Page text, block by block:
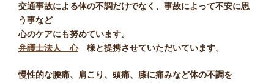
交通事故による体の不調だけでなく、事故によって不安に思
う事など
心のケアにも努めています。
弁護士法人 心様と提携させていただいています。
慢性的な腰痛、肩こり、頭痛、膝に痛みなど体の不調を